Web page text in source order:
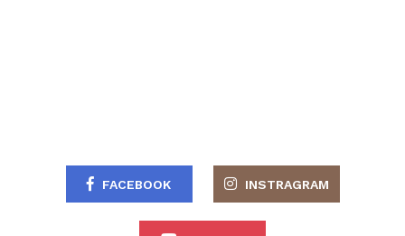
FACEBOOK INSTRAGRAM